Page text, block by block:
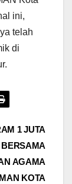
ini,
telah
di
1 JUTA
AGAMA
KOTA